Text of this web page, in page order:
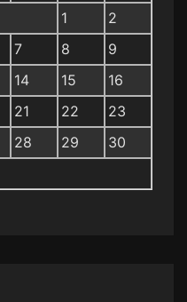
1
2
7 8
9
14 15
16
21 22
23
28 29
30